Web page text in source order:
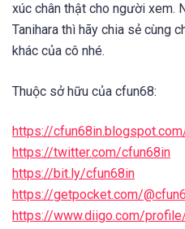
xúc chân thật cho người xem.
Tanihara thì hãy chia sẻ cùng
khác của cô nhé.
Thuộc sở hữu của cfun68:
https://
https://twitter.com/cfun68in
https://bit.ly/cfun68in
https://getpocket.com/
https://www.diigo.com/